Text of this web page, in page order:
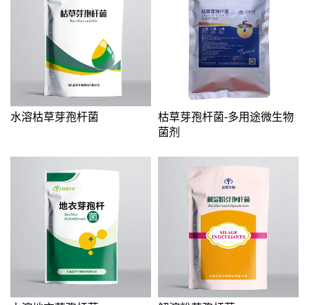
水溶枯草芽孢杆菌
枯草芽孢杆菌-多用途微生物
菌剂